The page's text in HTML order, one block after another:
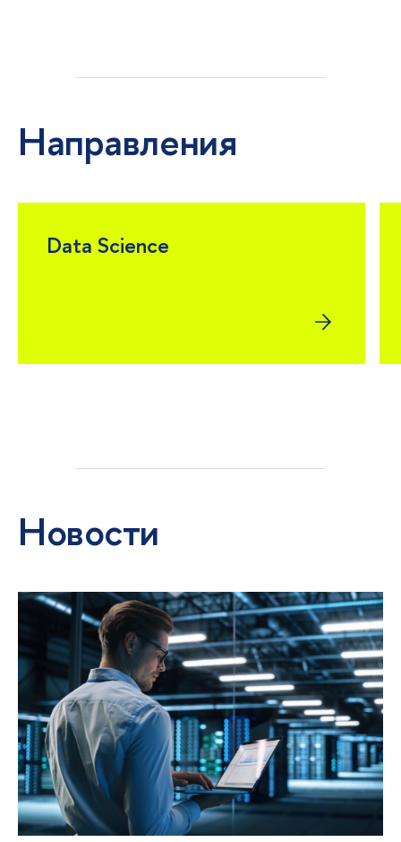
Направления
Data Science
Новости